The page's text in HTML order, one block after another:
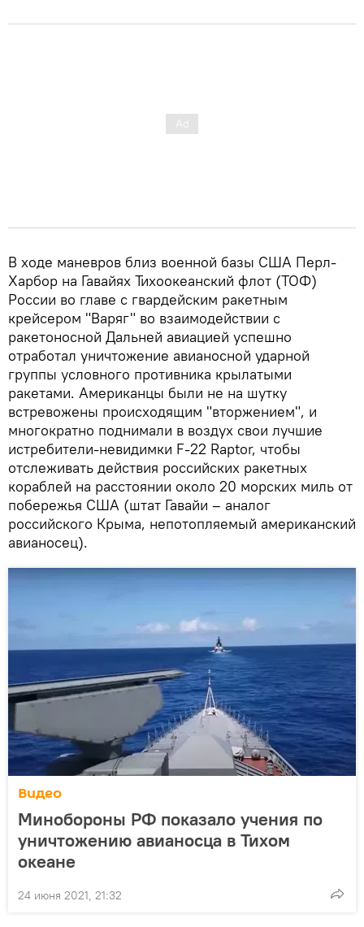
В ходе маневров близ военной базы США Перл-
Харбор на Гавайях Тихоокеанский флот (ТОФ)
России во главе с гвардейским ракетным
крейсером "Варяг" во взаимодействии с
ракетоносной Дальней авиацией успешно
отработал уничтожение авианосной ударной
группы условного противника крылатыми
ракетами. Американцы были не на шутку
встревожены происходящим "вторжением", и
многократно поднимали в воздух свои лучшие
истребители-невидимки F-22 Raptor, чтобы
отслеживать действия российских ракетных
кораблей на расстоянии около 20 морских миль от
побережья США (штат Гавайи – аналог
российского Крыма, непотопляемый американский
авианосец).
Видео
Минобороны РФ показало учения по
уничтожению авианосца в Тихом
океане
24 июня 2021, 21:32